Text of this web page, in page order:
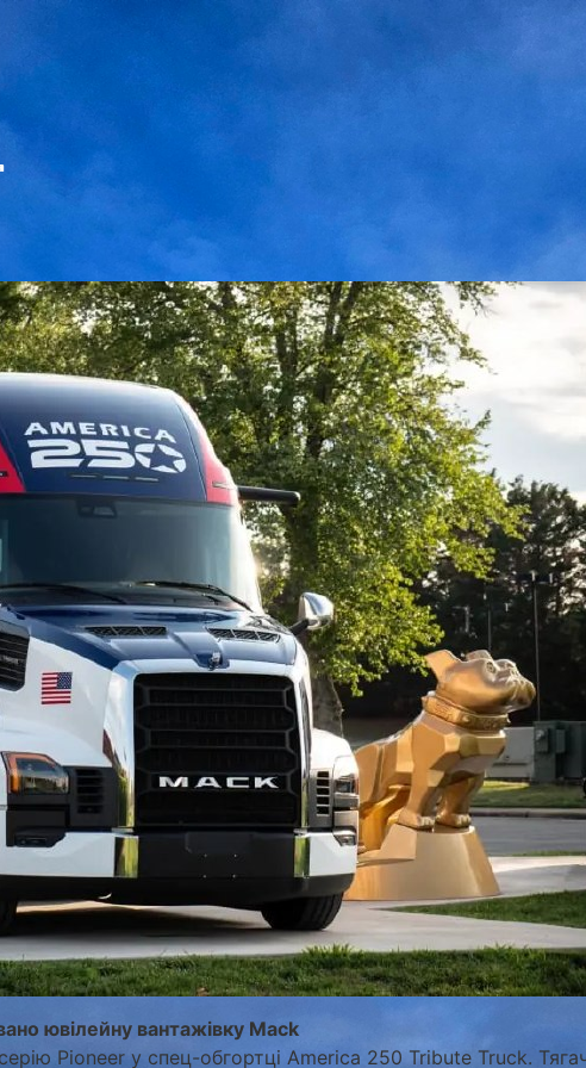
ювілейну вантажівку Mack
Pioneer у спец-обгортці America 250 Tribute Truck.